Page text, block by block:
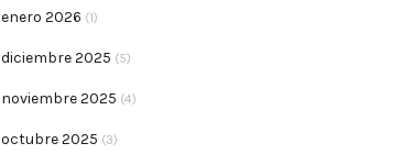
enero 2026 (1)
diciembre 2025 (5)
noviembre 2025 (4)
octubre 2025 (3)